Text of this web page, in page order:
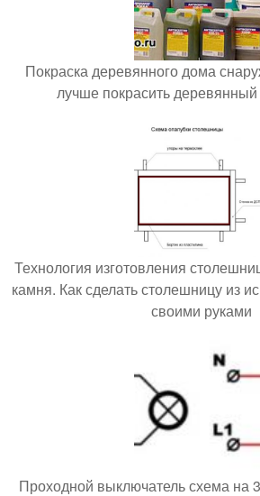
Покраска деревянного дома
лучше покрасить
Технология изготовления
камня. Как сделать столешницу из
своими руками
Проходной выключатель схема на